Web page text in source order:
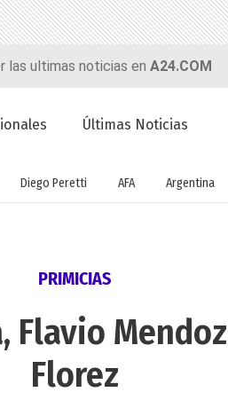
las ultimas noticias en A24.COM
Últimas Noticias
Diego Peretti AFA Argentina
PRIMICIAS
Flavio
Florez